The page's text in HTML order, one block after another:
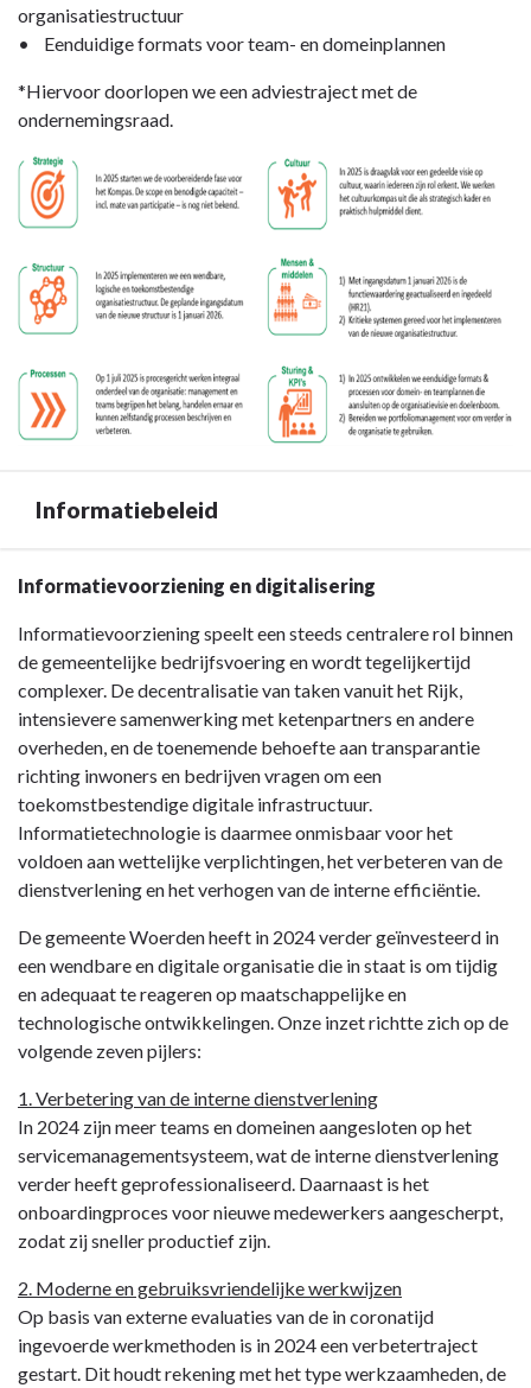
organisatiestructuur
• Eenduidige formats voor team- en domeinplannen
*Hiervoor doorlopen we een adviestraject met de
ondernemingsraad.
Informatiebeleid
Terug
navigatie
Paragraaf
Bedrijfsvoering
Informatiebeleid
Informatievoorziening en digitalisering
Informatievoorziening speelt een steeds centralere rol binnen
de gemeentelijke bedrijfsvoering en wordt tegelijkertijd
complexer. De decentralisatie van taken vanuit het Rijk,
intensievere samenwerking met ketenpartners en andere
overheden, en de toenemende behoefte aan transparantie
richting inwoners en bedrijven vragen om een
toekomstbestendige digitale infrastructuur.
Informatietechnologie is daarmee onmisbaar voor het
voldoen aan wettelijke verplichtingen, het verbeteren van de
dienstverlening en het verhogen van de interne efficiëntie.
De gemeente Woerden heeft in 2024 verder geïnvesteerd in
een wendbare en digitale organisatie die in staat is om tijdig
en adequaat te reageren op maatschappelijke en
technologische ontwikkelingen. Onze inzet richtte zich op de
volgende zeven pijlers:
1. Verbetering van de interne dienstverlening
In 2024 zijn meer teams en domeinen aangesloten op het
servicemanagementsysteem, wat de interne dienstverlening
verder heeft geprofessionaliseerd. Daarnaast is het
onboardingproces voor nieuwe medewerkers aangescherpt,
zodat zij sneller productief zijn.
2. Moderne en gebruiksvriendelijke werkwijzen
Op basis van externe evaluaties van de in coronatijd
ingevoerde werkmethoden is in 2024 een verbetertraject
gestart. Dit houdt rekening met het type werkzaamheden, de